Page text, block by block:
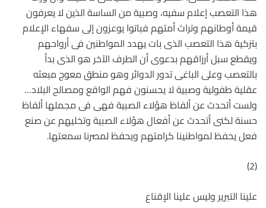
هذا التعصب إعلام سفيه، وصبية من الساسة الذين لا يعرفون
قيمة أوطانهم وتراث أمتهم فباتوا يوعزون إلى سفهاء الإعلام
بتزكية هذا التعصب الذى بات يهدد المواطنين فى أرواحهم
ويقطع سبل أرزاقهم بدعوى أن الطرف الآخر هو الذى بدأ
بالتعصب وعلى الباغى تدور الدوائر وهو منطق معوج مبعثه
عقلية طفولية وصبية لا يحسنون فهم الواقع ومصالح البلاد…
ولست أتحدث عن ألفاظ هؤلاء الصبية فهى فى مجملها ألفاظ
حسنة لكنى أتحدث عن أفعال هؤلاء الصبية وتخليهم عن صنع
فعل يحفظ لمواطنينا كرامتهم ويحفظ لمصرنا سمعتها.
(2)
علينا التبرير وليس علينا الإقناع